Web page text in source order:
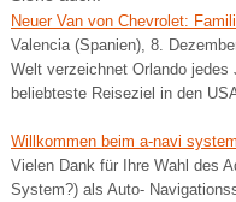
Neuer Van von Chevrolet:
Valencia (Spanien), 8.
Welt verzeichnet Orlando
beliebteste Reiseziel in den
Willkommen beim a-navi system
Vielen Dank für Ihre Wahl des
System?) als Auto-